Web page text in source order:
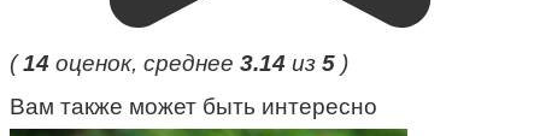
(14 оценок, среднее 3.14 из 5 )
Вам также может быть интересно